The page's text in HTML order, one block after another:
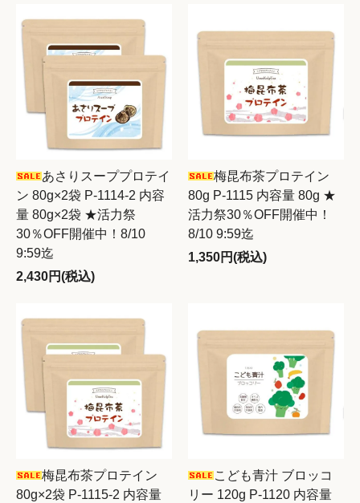
あさりスーププロテイ
ン 80g×2袋 P-1114-2 内容
量 80g×2袋 ★活力祭
30％OFF開催中！8/10
9:59迄
2,430円(税込)
梅昆布茶プロテイン
80g P-1115 内容量 80g ★
活力祭30％OFF開催中！
8/10 9:59迄
1,350円(税込)
梅昆布茶プロテイン
80g×2袋 P-1115-2 内容量
こども青汁 ブロッコ
リー 120g P-1120 内容量